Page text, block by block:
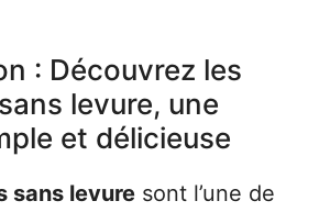
: Découvrez les
levure, une
et délicieuse
sans levure sont l’une de